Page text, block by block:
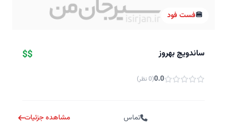
🍔فست فود
ساندویچ بهروز $$
0.0(0 نظر)
تماس مشاهده جزئیات